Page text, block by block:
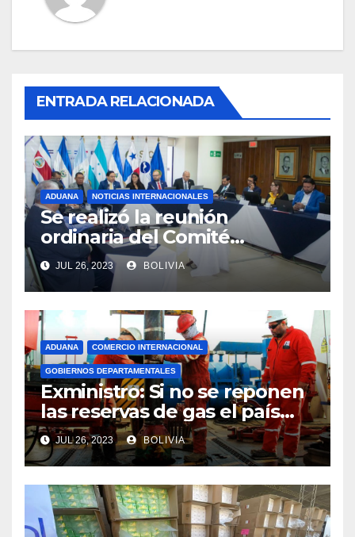
ENTRADA RELACIONADA
ADUANA NOTICIAS INTERNACIONALES
Se realizó la reunión
ordinaria del Comité
Aduanero Centroamericano
JUL 26, 2023 BOLIVIA
ADUANA COMERCIO INTERNACIONAL
GOBIERNOS DEPARTAMENTALES
Exministro: Si no se reponen
las reservas de gas el país
comenzará a importar con un
millonario presupuesto
JUL 26, 2023 BOLIVIA